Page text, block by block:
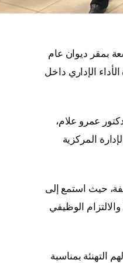
بمقر ديوان عام
الإداري داخل
عمرو علام،
المركزية
حيث استمع إلى
الوظيفي
التهنئة بمناسبة